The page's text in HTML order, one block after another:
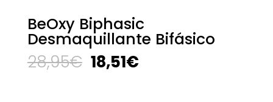
BeOxy Biphasic
Desmaquillante Bifásico
28,95€ El
precio
18,51€El